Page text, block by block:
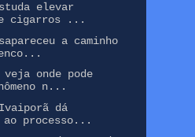
elevar
cigarros ...
a caminho
veja onde pode
n...
dá
ao processo...